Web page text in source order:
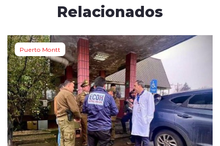
Relacionados
Puerto Montt